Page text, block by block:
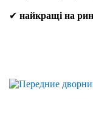
✔ найкращі на